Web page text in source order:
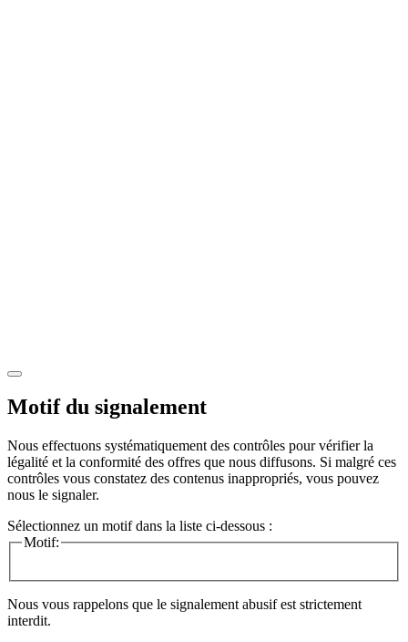
Motif du signalement
Nous effectuons systématiquement des contrôles pour vérifier la
légalité et la conformité des offres que nous diffusons. Si malgré ces
contrôles vous constatez des contenus inappropriés, vous pouvez
nous le signaler.
Sélectionnez un motif dans la liste ci-dessous :
Motif:
Nous vous rappelons que le signalement abusif est strictement
interdit.